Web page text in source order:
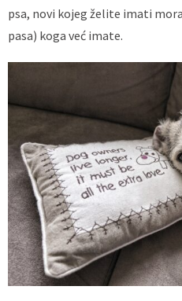
psa, novi kojeg želite imati
pasa) koga već imate.